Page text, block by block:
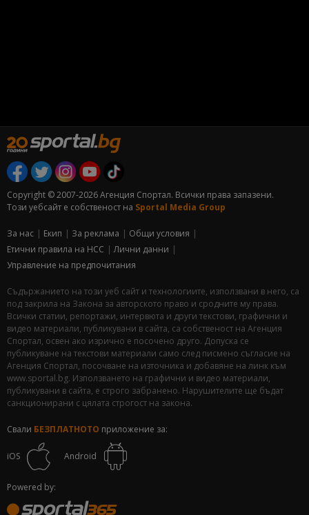
Copyright © 2007-2026 Агенция Спортал. Всички права запазени.
Този уебсайт е собственост на Sportal Media Group
За нас Екип За рекламa
Общи условия
Етични правила на НСС
Лични данни
Управление на предпочитания
Съдържанието на този уеб сайт и технологиите, използвани в него, са
под закрила на Закона за авторското право и сродните му права.
Всички статии, репортажи, интервюта и други текстови, графични и
видео материали, публикувани в сайта, са собственост на Агенция
Спортал, освен ако изрично е посочено друго. Допуска се
публикуване на текстови материали само след писмено съгласие на
Агенция Спортал, посочване на източника и добавяне на линк към
www.sportal.bg. Използването на графични и видео материали,
публикувани в сайта, е строго забранено. Нарушителите ще бъдат
санкционирани с цялата строгост на закона.
Свали БЕЗПЛАТНОТО приложение за:
iOS Android
Powered by: